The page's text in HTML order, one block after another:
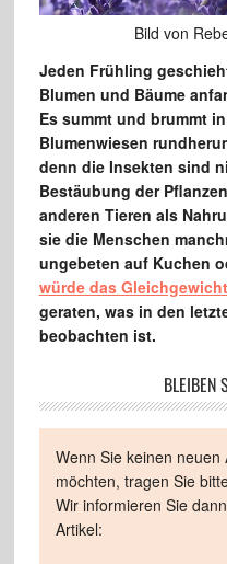
Bild von
Jeden Frühling
Blumen und Bäume
Es summt und brummt
Blumenwiesen
denn die Insekten sind
Bestäubung der
anderen Tieren als
sie die Menschen
ungebeten auf Kuchen
würde das
geraten, was in den
beobachten ist.
BLEIBEN
Wenn Sie keinen
möchten, tragen Sie
Wir informieren Sie
Artikel: